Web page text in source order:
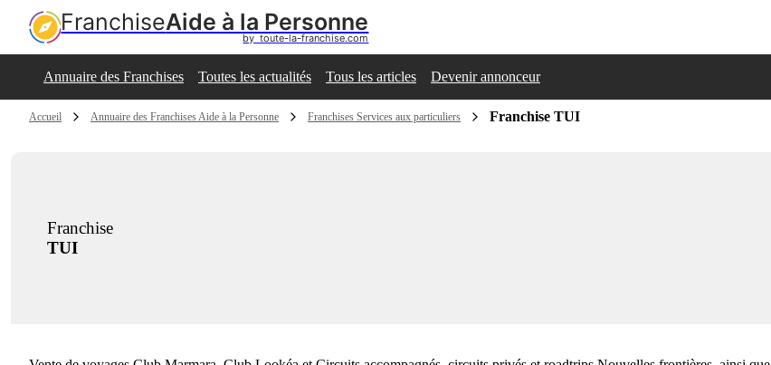
FranchiseAide à la Personne
by  toute-la-franchise.com
Annuaire des Franchises Toutes les actualités Tous les articles Devenir annonceur
Accueil Annuaire des Franchises Aide à la Personne Franchises Services aux particuliers Franchise TUI
Franchise
TUI